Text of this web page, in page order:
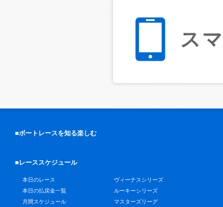
ス
■ボートレースを知る楽しむ
■レーススケジュール
本日のレース
本日の払戻金一覧
月間スケジュール
ヴィーナスシリーズ
ルーキーシリーズ
マスターズリーグ